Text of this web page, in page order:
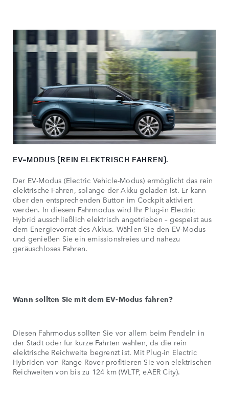
EV-MODUS (REIN ELEKTRISCH FAHREN).
Der EV-Modus (Electric Vehicle-Modus) ermöglicht das rein
elektrische Fahren, solange der Akku geladen ist. Er kann
über den entsprechenden Button im Cockpit aktiviert
werden. In diesem Fahrmodus wird Ihr Plug-in Electric
Hybrid ausschließlich elektrisch angetrieben – gespeist aus
dem Energievorrat des Akkus. Wählen Sie den EV-Modus
und genießen Sie ein emissionsfreies und nahezu
geräuschloses Fahren.
Wann sollten Sie mit dem EV-Modus fahren?
Diesen Fahrmodus sollten Sie vor allem beim Pendeln in
der Stadt oder für kurze Fahrten wählen, da die rein
elektrische Reichweite begrenzt ist. Mit Plug-in Electric
Hybriden von Range Rover profitieren Sie von elektrischen
Reichweiten von bis zu 124 km (WLTP, eAER City).